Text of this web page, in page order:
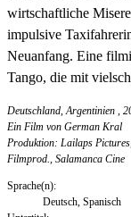
wirtschaftliche
impulsive
Neuanfang. Eine
Tango, die mit
Deutschland, Argentinien ,
Ein Film von German Kral
Produktion: Lailaps
Filmprod., Salamanca Cine
Sprache(n):
Deutsch, Spanisch